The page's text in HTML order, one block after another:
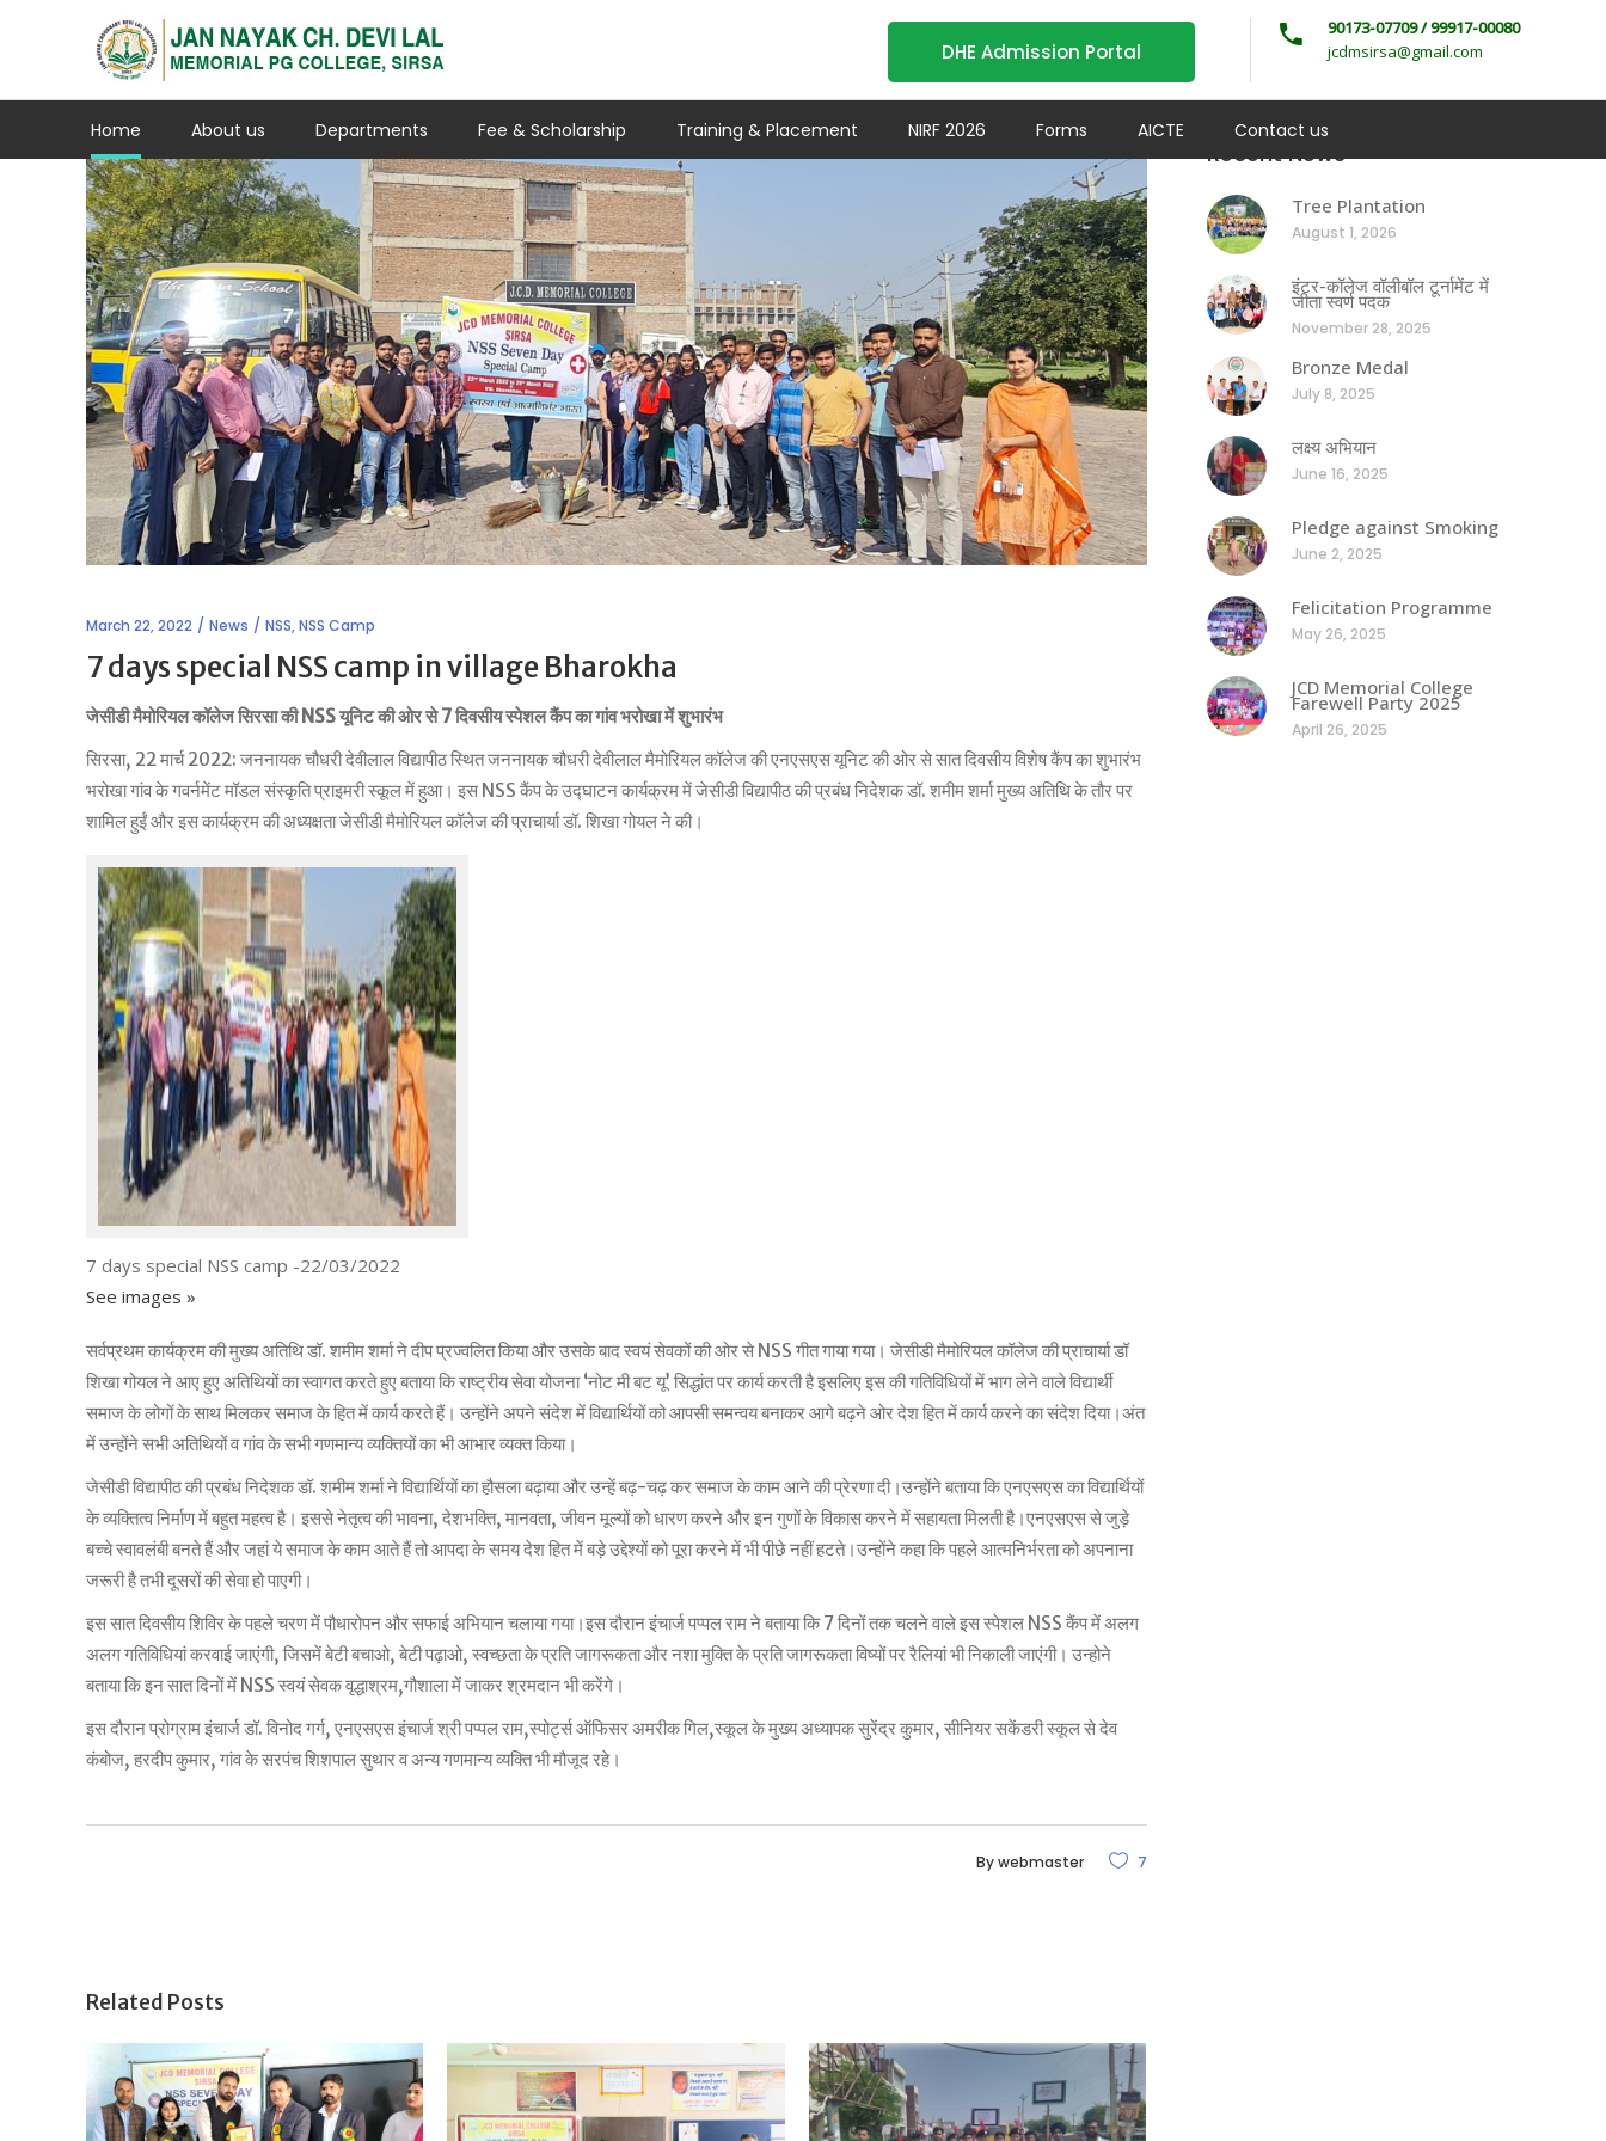
DHE Admission Portal
90173-07709 / 99917-00080
jcdmsirsa@gmail.com
Home About us Departments Fee & Scholarship Training & Placement NIRF 2026 Forms AICTE Contact us
March 22, 2022 News NSS,NSS Camp
7 days special NSS camp in village Bharokha
जेसीडी मैमोरियल कॉलेज सिरसा की NSS यूनिट की ओर से 7 दिवसीय स्पेशल कैंप का गांव भरोखा में शुभारंभ
सिरसा, 22 मार्च 2022: जननायक चौधरी देवीलाल विद्यापीठ स्थित जननायक चौधरी देवीलाल मैमोरियल कॉलेज की एनएसएस यूनिट की ओर से सात दिवसीय विशेष कैंप का शुभारंभ
भरोखा गांव के गवर्नमेंट मॉडल संस्कृति प्राइमरी स्कूल में हुआ। इस NSS कैंप के उद्घाटन कार्यक्रम में जेसीडी विद्यापीठ की प्रबंध निदेशक डॉ. शमीम शर्मा मुख्य अतिथि के तौर पर
शामिल हुईं और इस कार्यक्रम की अध्यक्षता जेसीडी मैमोरियल कॉलेज की प्राचार्या डॉ. शिखा गोयल ने की।
7 days special NSS camp -22/03/2022
See images »
सर्वप्रथम कार्यक्रम की मुख्य अतिथि डॉ. शमीम शर्मा ने दीप प्रज्वलित किया और उसके बाद स्वयं सेवकों की ओर से NSS गीत गाया गया। जेसीडी मैमोरियल कॉलेज की प्राचार्या डॉ
शिखा गोयल ने आए हुए अतिथियों का स्वागत करते हुए बताया कि राष्ट्रीय सेवा योजना ‘नोट मी बट यू’ सिद्धांत पर कार्य करती है इसलिए इस की गतिविधियों में भाग लेने वाले विद्यार्थी
समाज के लोगों के साथ मिलकर समाज के हित में कार्य करते हैं। उन्होंने अपने संदेश में विद्यार्थियों को आपसी समन्वय बनाकर आगे बढ़ने ओर देश हित में कार्य करने का संदेश दिया।अंत
में उन्होंने सभी अतिथियों व गांव के सभी गणमान्य व्यक्तियों का भी आभार व्यक्त किया।
जेसीडी विद्यापीठ की प्रबंध निदेशक डॉ. शमीम शर्मा ने विद्यार्थियों का हौसला बढ़ाया और उन्हें बढ़-चढ़ कर समाज के काम आने की प्रेरणा दी।उन्होंने बताया कि एनएसएस का विद्यार्थियों
के व्यक्तित्व निर्माण में बहुत महत्व है। इससे नेतृत्व की भावना, देशभक्ति, मानवता, जीवन मूल्यों को धारण करने और इन गुणों के विकास करने में सहायता मिलती है।एनएसएस से जुड़े
बच्चे स्वावलंबी बनते हैं और जहां ये समाज के काम आते हैं तो आपदा के समय देश हित में बड़े उद्देश्यों को पूरा करने में भी पीछे नहीं हटते।उन्होंने कहा कि पहले आत्मनिर्भरता को अपनाना
जरूरी है तभी दूसरों की सेवा हो पाएगी।
इस सात दिवसीय शिविर के पहले चरण में पौधारोपन और सफाई अभियान चलाया गया।इस दौरान इंचार्ज पप्पल राम ने बताया कि 7 दिनों तक चलने वाले इस स्पेशल NSS कैंप में अलग
अलग गतिविधियां करवाई जाएंगी, जिसमें बेटी बचाओ, बेटी पढ़ाओ, स्वच्छता के प्रति जागरूकता और नशा मुक्ति के प्रति जागरूकता विष्यों पर रैलियां भी निकाली जाएंगी। उन्होने
बताया कि इन सात दिनों में NSS स्वयं सेवक वृद्धाश्रम,गौशाला में जाकर श्रमदान भी करेंगे।
इस दौरान प्रोग्राम इंचार्ज डॉ. विनोद गर्ग, एनएसएस इंचार्ज श्री पप्पल राम,स्पोर्ट्स ऑफिसर अमरीक गिल,स्कूल के मुख्य अध्यापक सुरेंद्र कुमार, सीनियर सकेंडरी स्कूल से देव
कंबोज, हरदीप कुमार, गांव के सरपंच शिशपाल सुथार व अन्य गणमान्य व्यक्ति भी मौजूद रहे।
Bywebmaster 7
Related Posts
Recent News
Tree Plantation
August 1, 2026
इंटर-कॉलेज वॉलीबॉल टूर्नामेंट में
जीता स्वर्ण पदक
November 28, 2025
Bronze Medal
July 8, 2025
लक्ष्य अभियान
June 16, 2025
Pledge against Smoking
June 2, 2025
Felicitation Programme
May 26, 2025
JCD Memorial College
Farewell Party 2025
April 26, 2025